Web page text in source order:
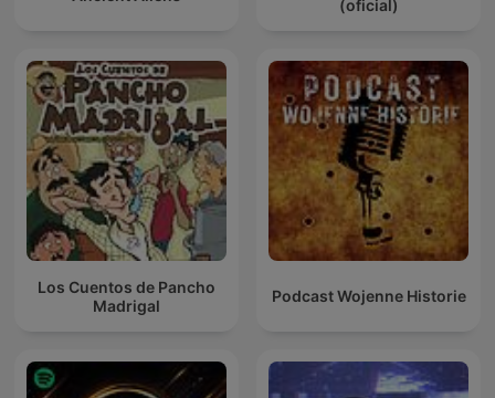
(oficial)
Los Cuentos de Pancho
Madrigal
Podcast Wojenne Historie